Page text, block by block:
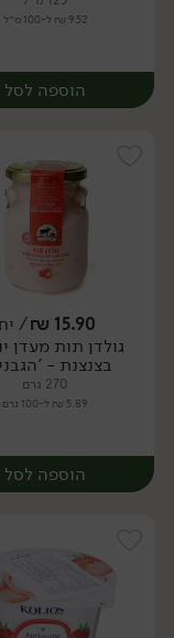
9.52 ₪ ל-100 מ״ל
הוספה לסל
יח׳
15.90
₪
/
גולדן תות מעדן
בצנצנת -
270 גרם
5.89 ₪ ל-100 גרם
הוספה לסל